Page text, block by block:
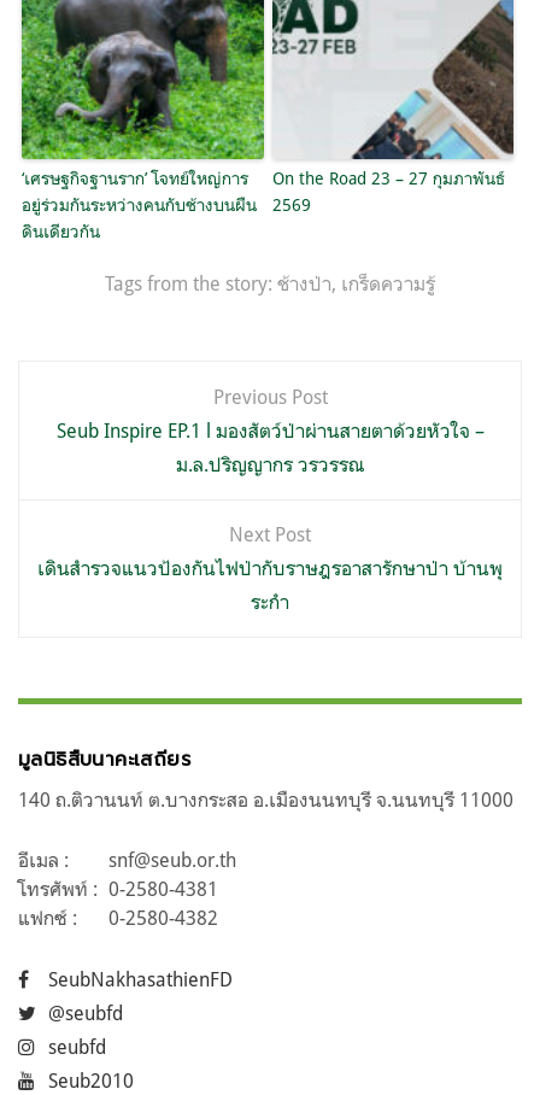
‘เศรษฐกิจฐานราก’ โจทย์ใหญ่การ
อยู่ร่วมกันระหว่างคนกับช้างบนผืน
ดินเดียวกัน
On the Road 23 – 27 กุมภาพันธ์
2569
Tags from the story: ช้างป่า, เกร็ดความรู้
เรื่อง
Previous Post
Seub Inspire EP.1 l มองสัตว์ป่าผ่านสายตาด้วยหัวใจ –
ม.ล.ปริญญากร วรวรรณ
Next Post
เดินสำรวจแนวป้องกันไฟป่ากับราษฎรอาสารักษาป่า บ้านพุ
ระกำ
มูลนิธิสืบนาคะเสถียร
140 ถ.ติวานนท์ ต.บางกระสอ อ.เมืองนนทบุรี จ.นนทบุรี 11000
อีเมล :
snf@seub.or.th
โทรศัพท์ : 0-2580-4381
แฟกซ์ :
0-2580-4382
SeubNakhasathienFD
@seubfd
seubfd
Seub2010